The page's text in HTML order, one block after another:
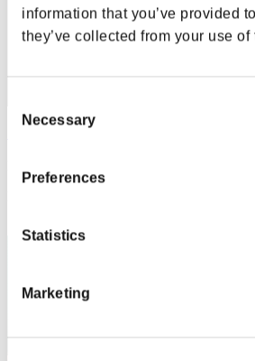
information that you’ve provided
they’ve collected from your use
Selection
Necessary
Preferences
Statistics
Marketing